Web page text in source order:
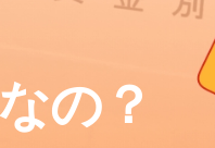
の？